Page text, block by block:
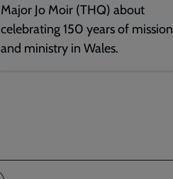
Major Jo Moir (THQ) about
celebrating 150 years of mission
and ministry in Wales.